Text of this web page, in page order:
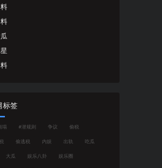
标签
塌 #潜规则 争议 偷税
偷逃税 内娱 出轨 吃瓜
大瓜 娱乐八卦 娱乐圈